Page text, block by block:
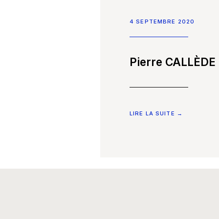
4 SEPTEMBRE 2020
Pierre CALLÈDE
LIRE LA SUITE →